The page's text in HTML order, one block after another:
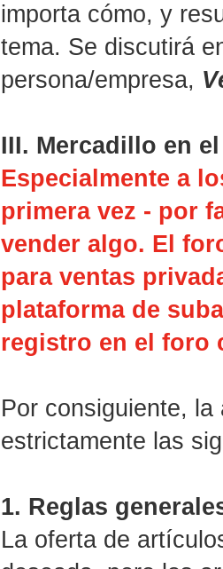
importa cómo, y
tema. Se discutirá
persona/empresa,
III. Mercadillo en
Especialmente a
primera vez - por
vender algo. El
para ventas
plataforma de
registro en el foro
Por consiguiente,
estrictamente las
1. Reglas
La oferta de